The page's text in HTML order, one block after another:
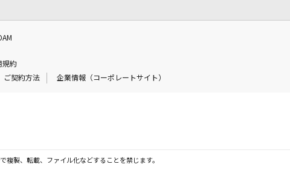
規約
ご契約方法 企業情報（コーポレートサイト）
複製、転載、ファイル化などすることを禁じます。